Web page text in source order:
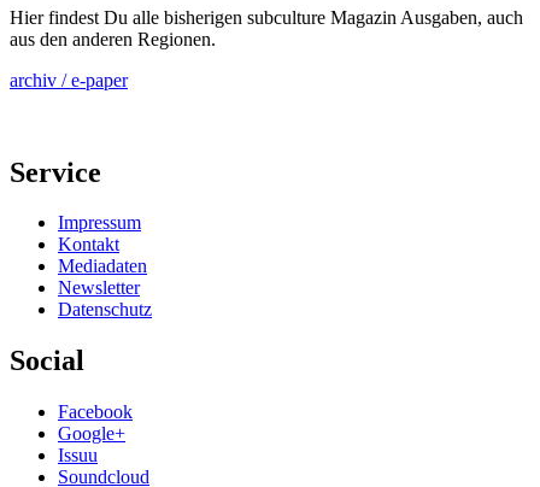
Hier findest Du alle bisherigen subculture Magazin Ausgaben, auch
aus den anderen Regionen.
archiv / e-paper
Service
Impressum
Kontakt
Mediadaten
Newsletter
Datenschutz
Social
Facebook
Google+
Issuu
Soundcloud